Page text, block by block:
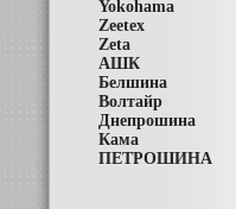
Yokohama
Zeetex
Zeta
АШК
Белшина
Волтайр
Днепрошина
Кама
ПЕТРОШИНА